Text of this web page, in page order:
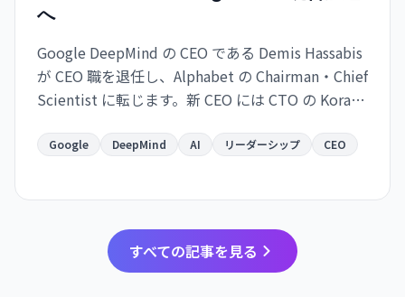
へ
Google DeepMind の CEO である Demis Hassabis
が CEO 職を退任し、Alphabet の Chairman・Chief
Scientist に転じます。新 CEO には CTO の Koray
長期展望で分離される大きな人事変更です。
Google DeepMind AI リーダーシップ CEO
すべての記事を見る